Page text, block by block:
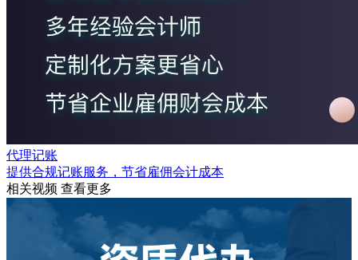
代理记账
提供合规记账服务，节省雇佣会计成本
相关视频 查看更多